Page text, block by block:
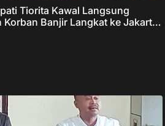
Tiorita Kawal Langsung
Korban Banjir Langkat ke Jakarta